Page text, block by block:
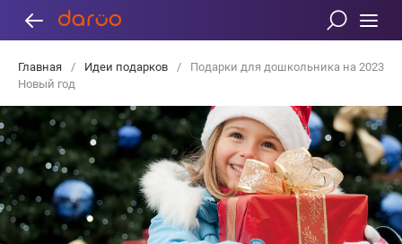
Главная / Идеи подарков /
Подарки для дошкольника на 2023
Новый год